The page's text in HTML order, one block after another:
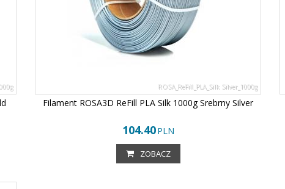
ROSA_ReFill_PLA_Silk Silver_1000g
Filament ROSA3D ReFill PLA Silk 1000g Srebrny Silver
104.40PLN
ZOBACZ